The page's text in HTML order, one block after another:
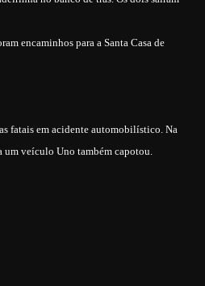
encaminhos para a Santa Casa de
fatais em acidente automobilístico. Na
um veículo Uno também capotou.